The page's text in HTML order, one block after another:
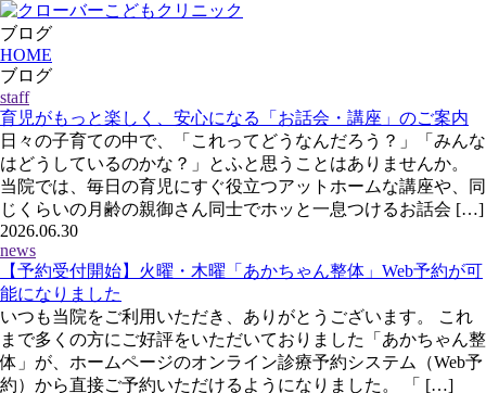
ブログ
HOME
ブログ
staff
育児がもっと楽しく、安心になる「お話会・講座」のご案内
日々の子育ての中で、「これってどうなんだろう？」「みんな
はどうしているのかな？」とふと思うことはありませんか。
当院では、毎日の育児にすぐ役立つアットホームな講座や、同
じくらいの月齢の親御さん同士でホッと一息つけるお話会 […]
2026.06.30
news
【予約受付開始】火曜・木曜「あかちゃん整体」Web予約が可
能になりました
いつも当院をご利用いただき、ありがとうございます。 これ
まで多くの方にご好評をいただいておりました「あかちゃん整
体」が、ホームページのオンライン診療予約システム（Web予
約）から直接ご予約いただけるようになりました。 「 […]